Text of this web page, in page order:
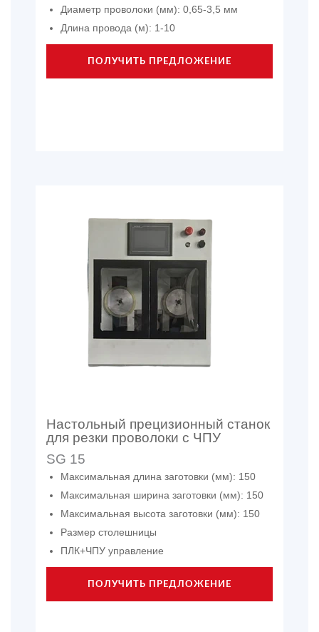
Диаметр проволоки (мм): 0,65-3,5 мм
Длина провода (м): 1-10
ПОЛУЧИТЬ ПРЕДЛОЖЕНИЕ
Настольный прецизионный станок
для резки проволоки с ЧПУ
SG 15
Максимальная длина заготовки (мм): 150
Максимальная ширина заготовки (мм): 150
Максимальная высота заготовки (мм): 150
Размер столешницы
ПЛК+ЧПУ управление
ПОЛУЧИТЬ ПРЕДЛОЖЕНИЕ